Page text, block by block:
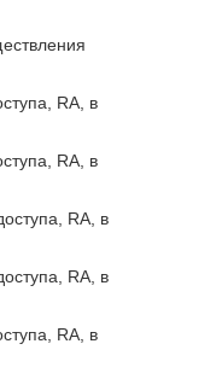
RA, в
RA, в
RA, в
RA, в
RA, в